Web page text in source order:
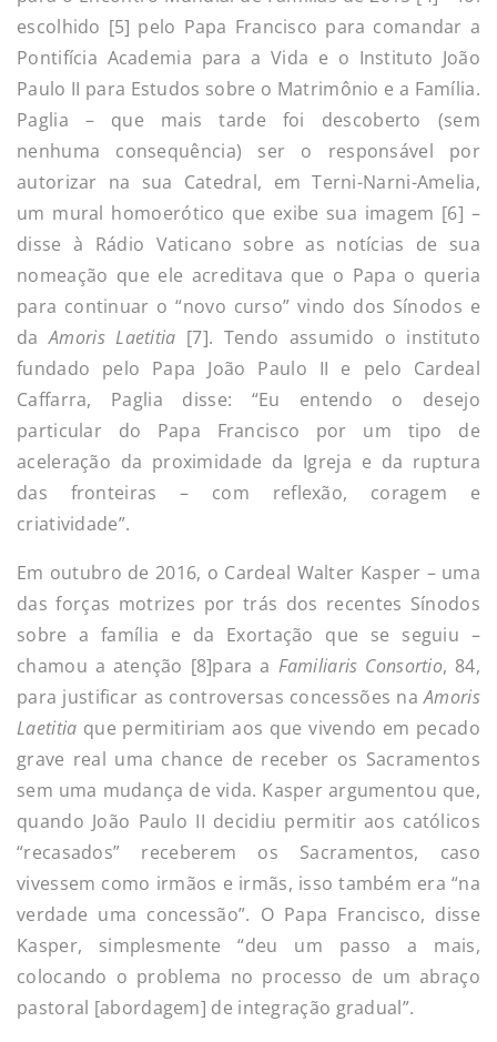
escolhido [5] pelo Papa Francisco para comandar a
Pontifícia Academia para a Vida e o Instituto João
Paulo II para Estudos sobre o Matrimônio e a Família.
Paglia – que mais tarde foi descoberto (sem
nenhuma consequência) ser o responsável por
autorizar na sua Catedral, em Terni-Narni-Amelia,
um mural homoerótico que exibe sua imagem [6] –
disse à Rádio Vaticano sobre as notícias de sua
nomeação que ele acreditava que o Papa o queria
para continuar o “novo curso” vindo dos Sínodos e
daAmoris Laetitia [7]. Tendo assumido o instituto
fundado pelo Papa João Paulo II e pelo Cardeal
Caffarra, Paglia disse: “Eu entendo o desejo
particular do Papa Francisco por um tipo de
aceleração da proximidade da Igreja e da ruptura
das fronteiras – com reflexão, coragem e
criatividade”.
Em outubro de 2016, o Cardeal Walter Kasper – uma
das forças motrizes por trás dos recentes Sínodos
sobre a família e da Exortação que se seguiu –
chamou a atenção [8]para a Familiaris Consortio, 84,
para justificar as controversas concessões naAmoris
Laetitia que permitiriam aos que vivendo em pecado
grave real uma chance de receber os Sacramentos
sem uma mudança de vida. Kasper argumentou que,
quando João Paulo II decidiu permitir aos católicos
“recasados” receberem os Sacramentos, caso
vivessem como irmãos e irmãs, isso também era “na
verdade uma concessão”. O Papa Francisco, disse
Kasper, simplesmente “deu um passo a mais,
colocando o problema no processo de um abraço
pastoral [abordagem] de integração gradual”.